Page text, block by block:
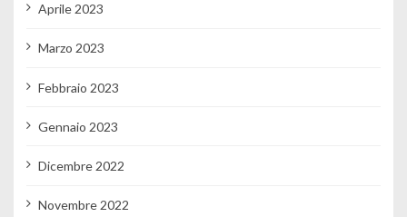
Aprile 2023
Marzo 2023
Febbraio 2023
Gennaio 2023
Dicembre 2022
Novembre 2022